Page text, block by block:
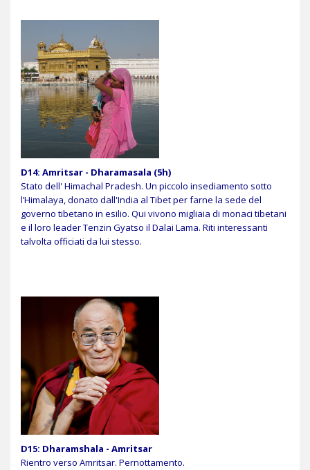
D14: Amritsar - Dharamasala (5h)
Stato dell' Himachal Pradesh. Un piccolo insediamento sotto
l’Himalaya, donato dall'India al Tibet per farne la sede del
governo tibetano in esilio. Qui vivono migliaia di monaci tibetani
e il loro leader Tenzin Gyatso il Dalai Lama. Riti interessanti
talvolta officiati da lui stesso.
D15: Dharamshala - Amritsar
Rientro verso Amritsar. Pernottamento.